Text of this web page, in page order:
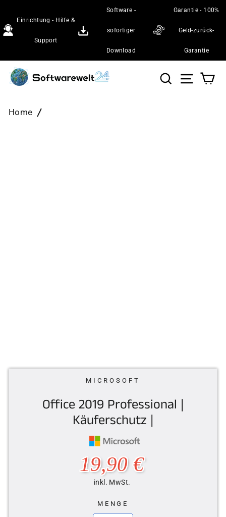
Inhalt
Einrichtung - Hilfe &
Support
Software -
sofortiger
Download
Garantie - 100%
Geld-zurück-
Garantie
Suche
Home
MICROSOFT
Office 2019 Professional |
Käuferschutz |
19,90 €
inkl. MwSt.
MENGE